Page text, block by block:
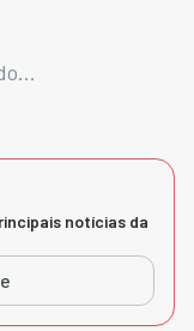
notícias da